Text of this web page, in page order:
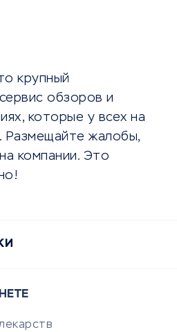
крупный
обзоров и
которые у всех на
Размещайте жалобы,
компании. Это